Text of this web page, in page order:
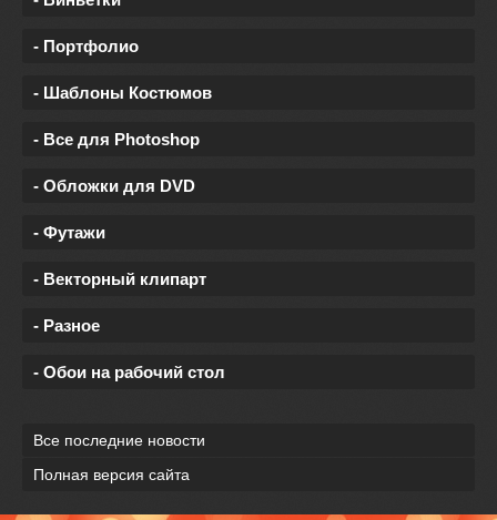
- Портфолио
- Шаблоны Костюмов
- Все для Photoshop
- Обложки для DVD
- Футажи
- Векторный клипарт
- Разное
- Обои на рабочий стол
Все последние новости
Полная версия сайта